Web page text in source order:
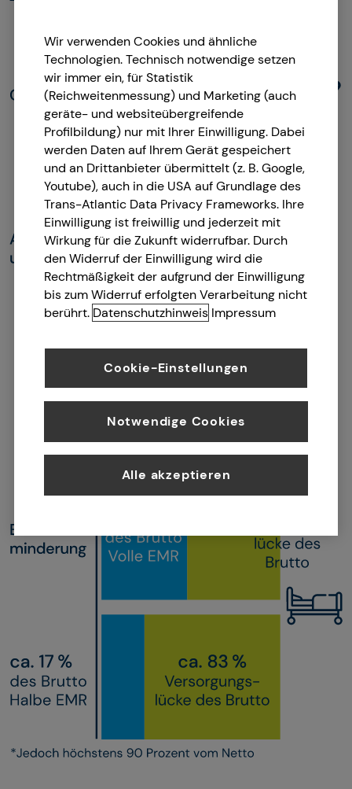
Wir verwenden Cookies und ähnliche
Technologien. Technisch notwendige setzen
wir immer ein, für Statistik
(Reichweitenmessung) und Marketing (auch
geräte- und websiteübergreifende
Profilbildung) nur mit Ihrer Einwilligung. Dabei
werden Daten auf Ihrem Gerät gespeichert
und an Drittanbieter übermittelt (z. B. Google,
Youtube), auch in die USA auf Grundlage des
Trans-Atlantic Data Privacy Frameworks. Ihre
Einwilligung ist freiwillig und jederzeit mit
Wirkung für die Zukunft widerrufbar. Durch
den Widerruf der Einwilligung wird die
Rechtmäßigkeit der aufgrund der Einwilligung
bis zum Widerruf erfolgten Verarbeitung nicht
berührt. Datenschutzhinweis Impressum
Cookie-Einstellungen
Notwendige Cookies
Alle akzeptieren